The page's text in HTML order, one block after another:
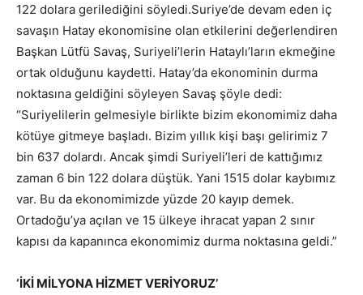
122 dolara gerilediğini söyledi.Suriye’de devam eden iç
savaşın Hatay ekonomisine olan etkilerini değerlendiren
Başkan Lütfü Savaş, Suriyeli’lerin Hataylı’ların ekmeğine
ortak olduğunu kaydetti. Hatay’da ekonominin durma
noktasına geldiğini söyleyen Savaş şöyle dedi:
“Suriyelilerin gelmesiyle birlikte bizim ekonomimiz daha
kötüye gitmeye başladı. Bizim yıllık kişi başı gelirimiz 7
bin 637 dolardı. Ancak şimdi Suriyeli’leri de kattığımız
zaman 6 bin 122 dolara düştük. Yani 1515 dolar kaybımız
var. Bu da ekonomimizde yüzde 20 kayıp demek.
Ortadoğu’ya açılan ve 15 ülkeye ihracat yapan 2 sınır
kapısı da kapanınca ekonomimiz durma noktasına geldi.”
‘İKİ MİLYONA HİZMET VERİYORUZ’